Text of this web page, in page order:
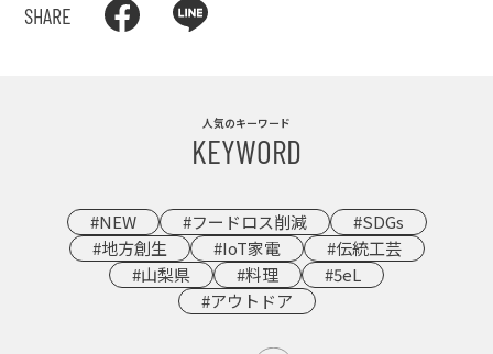
SHARE
人気のキーワード
KEYWORD
#NEW #フードロス削減
#SDGs
#地方創生
#IoT家電
#伝統工芸
#山梨県
#料理
#5eL
#アウトドア